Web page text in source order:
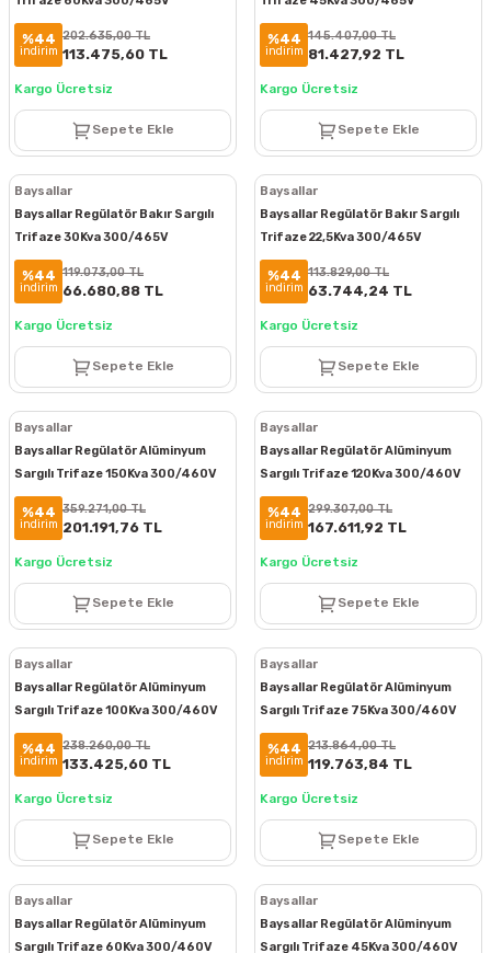
BTS60300
%44
indirim
202.635,00 TL
113.475,60 TL
Kargo Ücretsiz
Sepete Ekle
BTS45300
%44
indirim
145.407,00 TL
81.427,92 TL
Kargo Ücretsiz
Sepete Ekle
Baysallar
Baysallar Regülatör Bakır Sargılı
Trifaze 30Kva 300/465V
BTS30300
%44
indirim
119.073,00 TL
66.680,88 TL
Kargo Ücretsiz
Sepete Ekle
Baysallar
Baysallar Regülatör Bakır Sargılı
Trifaze 22,5Kva 300/465V
BTS22300
%44
indirim
113.829,00 TL
63.744,24 TL
Kargo Ücretsiz
Sepete Ekle
Baysallar
Baysallar Regülatör Alüminyum
Sargılı Trifaze 150Kva 300/460V
BTS150300
%44
indirim
359.271,00 TL
201.191,76 TL
Kargo Ücretsiz
Sepete Ekle
Baysallar
Baysallar Regülatör Alüminyum
Sargılı Trifaze 120Kva 300/460V
BTS120300
%44
indirim
299.307,00 TL
167.611,92 TL
Kargo Ücretsiz
Sepete Ekle
Baysallar
Baysallar Regülatör Alüminyum
Sargılı Trifaze 100Kva 300/460V
BTS100300
%44
indirim
238.260,00 TL
133.425,60 TL
Kargo Ücretsiz
Sepete Ekle
Baysallar
Baysallar Regülatör Alüminyum
Sargılı Trifaze 75Kva 300/460V
BTS75300
%44
indirim
213.864,00 TL
119.763,84 TL
Kargo Ücretsiz
Sepete Ekle
Baysallar
Baysallar Regülatör Alüminyum
Sargılı Trifaze 60Kva 300/460V
Baysallar
Baysallar Regülatör Alüminyum
Sargılı Trifaze 45Kva 300/460V